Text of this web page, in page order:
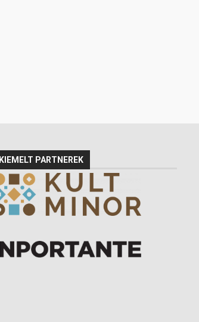
KIEMELT PARTNEREK